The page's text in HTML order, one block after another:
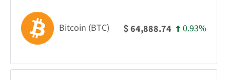
Bitcoin (BTC) $64,888.74 0.93%